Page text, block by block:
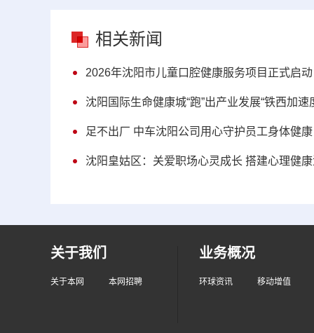
相关新闻
2026年沈阳市儿童口腔健康服务项目正式启动
沈阳国际生命健康城“跑”出产业发展“铁西加速
足不出厂 中车沈阳公司用心守护员工身体健康
沈阳皇姑区：关爱职场心灵成长 搭建心理健
关于我们
关于本网 本网招聘
业务概况
环球资讯 移动增值